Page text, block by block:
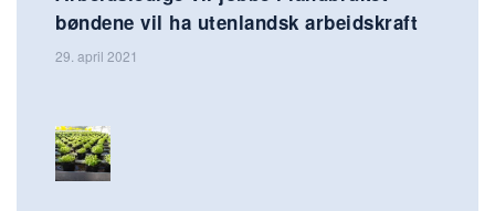
bøndene vil ha utenlandsk arbeidskraft
29. april 2021